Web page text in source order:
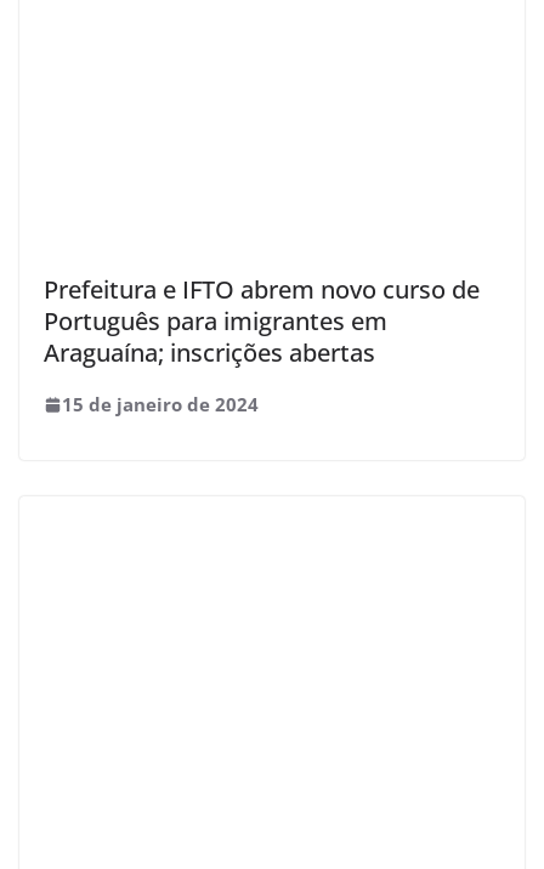
Prefeitura e IFTO abrem novo curso de
Português para imigrantes em
Araguaína; inscrições abertas
15 de janeiro de 2024